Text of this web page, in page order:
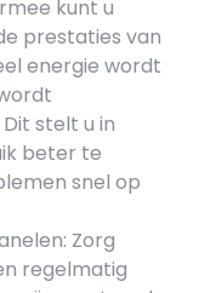
kunt u
prestaties van
energie wordt
stelt u in
beter te
snel op
Zorg
regelmatig